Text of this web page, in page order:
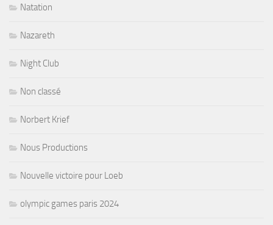
Natation
Nazareth
Night Club
Non classé
Norbert Krief
Nous Productions
Nouvelle victoire pour Loeb
olympic games paris 2024